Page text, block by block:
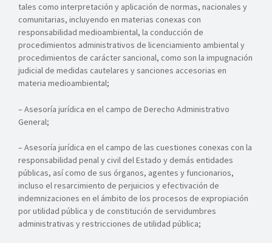
tales como interpretación y aplicación de normas, nacionales y
comunitarias, incluyendo en materias conexas con
responsabilidad medioambiental, la conducción de
procedimientos administrativos de licenciamiento ambiental y
procedimientos de carácter sancional, como son la impugnación
judicial de medidas cautelares y sanciones accesorias en
materia medioambiental;
– Asesoría jurídica en el campo de Derecho Administrativo
General;
– Asesoría jurídica en el campo de las cuestiones conexas con la
responsabilidad penal y civil del Estado y demás entidades
públicas, así como de sus órganos, agentes y funcionarios,
incluso el resarcimiento de perjuicios y efectivación de
indemnizaciones en el ámbito de los procesos de expropiación
por utilidad pública y de constitución de servidumbres
administrativas y restricciones de utilidad pública;